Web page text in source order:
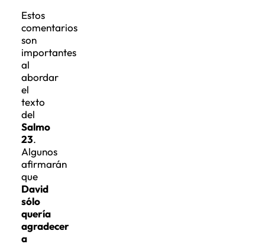
Estos
comentarios
son
importantes
al
abordar
el
texto
del
Salmo
23.
Algunos
afirmarán
que
David
sólo
quería
agradecer
a